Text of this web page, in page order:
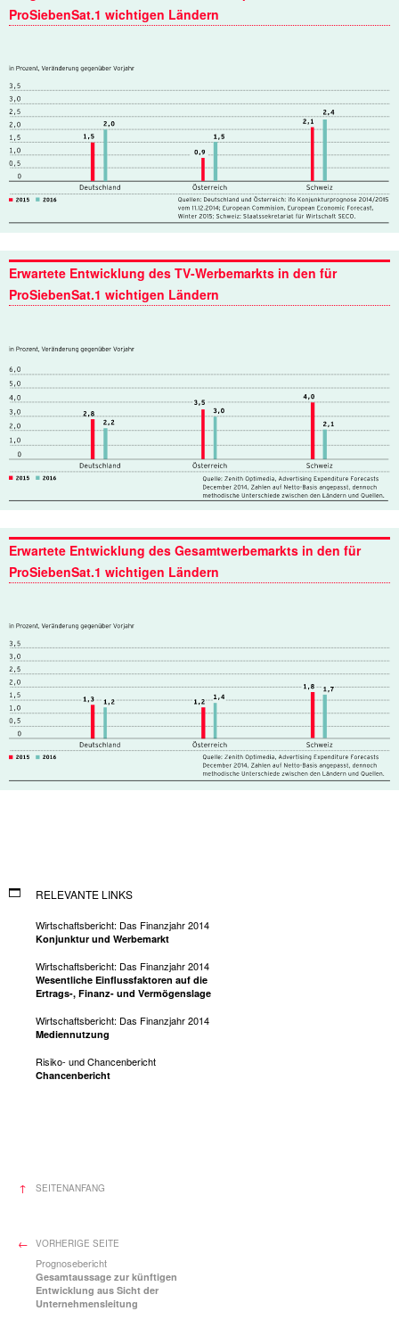
ProSiebenSat.1 wichtigen Ländern
Erwartete Entwicklung des TV-Werbemarkts in den für
ProSiebenSat.1 wichtigen Ländern
Erwartete Entwicklung des Gesamtwerbemarkts in den für
ProSiebenSat.1 wichtigen Ländern
RELEVANTE LINKS
Wirtschaftsbericht: Das Finanzjahr 2014
Konjunktur und Werbemarkt
Wirtschaftsbericht: Das Finanzjahr 2014
Wesentliche Einflussfaktoren auf die
Ertrags-, Finanz- und Vermögenslage
Wirtschaftsbericht: Das Finanzjahr 2014
Mediennutzung
Risiko- und Chancenbericht
Chancenbericht
SEITENANFANG
VORHERIGE SEITE
Prognosebericht
Gesamtaussage zur künftigen
Entwicklung aus Sicht der
Unternehmensleitung